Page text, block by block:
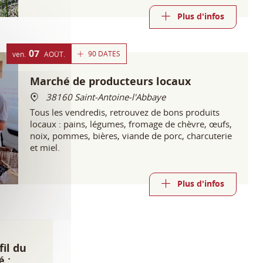
Plus d'infos
90 DATES
ven. 07 AOÛT
Marché de producteurs locaux
38160 Saint-Antoine-l'Abbaye
Tous les vendredis, retrouvez de bons produits
locaux : pains, légumes, fromage de chèvre, œufs,
noix, pommes, bières, viande de porc, charcuterie
et miel.
Plus d'infos
du
: